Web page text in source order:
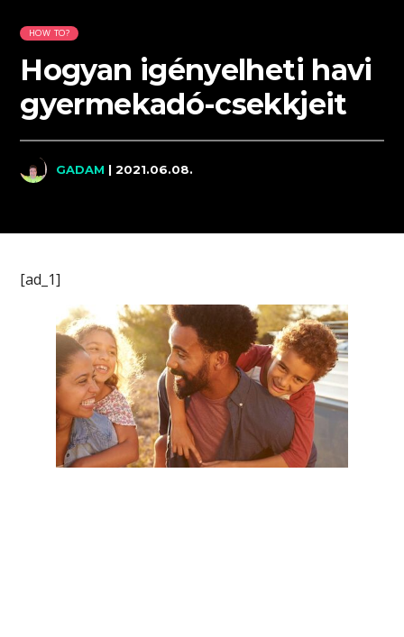
HOW TO?
Hogyan igényelheti havi
gyermekadó-csekkjeit
GADAM | 2021.06.08.
[ad_1]